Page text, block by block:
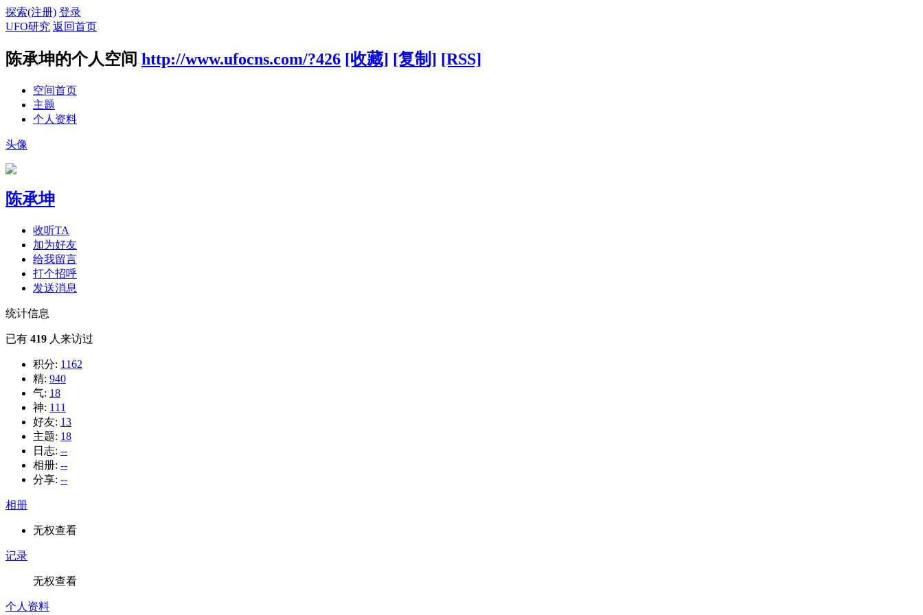
探索(注册) 登录
UFO研究 返回首页
陈承坤的个人空间 http://www.ufocns.com/?426 [收藏] [复制] [RSS]
空间首页
主题
个人资料
头像
陈承坤
收听TA
加为好友
给我留言
打个招呼
发送消息
统计信息
已有 419 人来访过
积分: 1162
精: 940
气: 18
神: 111
好友: 13
主题: 18
日志: --
相册: --
分享: --
相册
无权查看
记录
无权查看
个人资料